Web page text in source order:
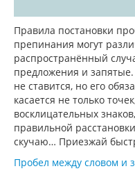
Правила постановки
препинания могут
распространённый
предложения и
не ставится, но его
касается не только
восклицательных
правильной
скучаю… Приезжай
Пробел между словом и